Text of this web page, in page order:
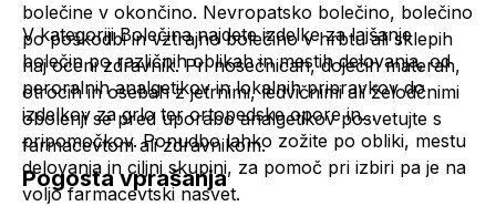
bolečine v okončino. Nevropatsko bolečino, bolečino
po poškodbi in vztrajno bolečino v hrbtu ali sklepih
naj oceni zdravnik. Pri nosečnicah, doječih materah,
otrocih in osebah z jetrnimi, ledvičnimi ali želodčnimi
obolenji se pred uporaboanalgetikovposvetujte s
farmacevtom ali zdravnikom.
V kategoriji Bolečina najdete izdelke za lajšanje
bolečin po različnih oblikah in mestih delovanja, od
peroralnihanalgetikovin lokalnih pripravkov do
izdelkov za grlo ter ortopedske opore in
pripomočkov. Ponudbo lahko zožite po obliki, mestu
delovanja in ciljni skupini, za pomoč pri izbiri pa je na
voljo farmacevtski nasvet.
Pogosta vprašanja